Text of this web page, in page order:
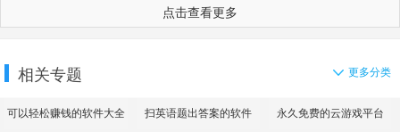
点击查看更多
相关专题 更多分类
可以轻松赚钱的软件大全 扫英语题出答案的软件 永久免费的云游戏平台